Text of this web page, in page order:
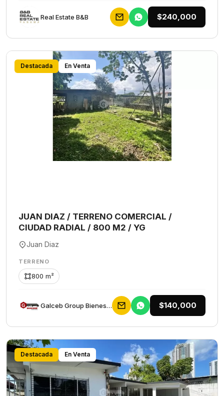
Rеаl Еstаtе В&В $240,000
Destacada En Venta
JUAN DIAZ / TERRENO COMERCIAL /
CIUDAD RADIAL / 800 M2 / YG
Juan Diaz
TERRENO
800 m²
Galceb Group Bienes Raices $140,000
Destacada En Venta